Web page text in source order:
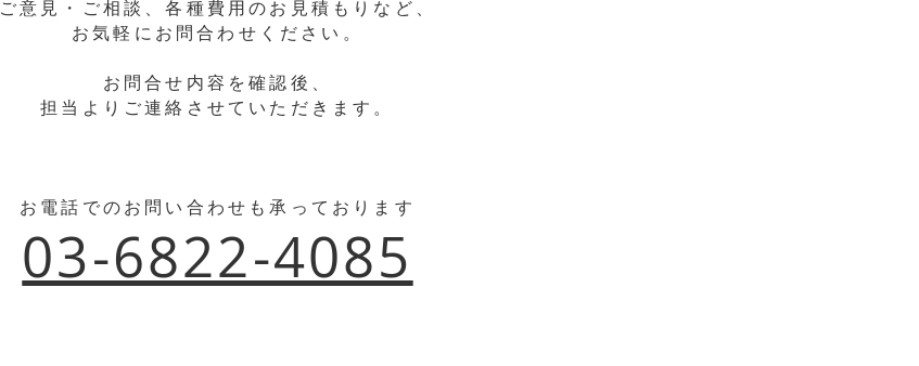
ご意見・ご相談、各種費用のお見積もりなど、
お気軽にお問合わせください。
お問合せ内容を確認後、
担当よりご連絡させていただきます。
お電話でのお問い合わせも承っております
03-6822-4085